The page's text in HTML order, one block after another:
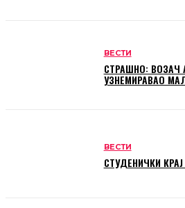
ВЕСТИ
СТРАШНО: ВОЗАЧ
УЗНЕМИРАВАО
ВЕСТИ
СТУДЕНИЧКИ